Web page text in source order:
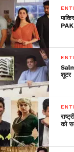
PAK
शूटर
को